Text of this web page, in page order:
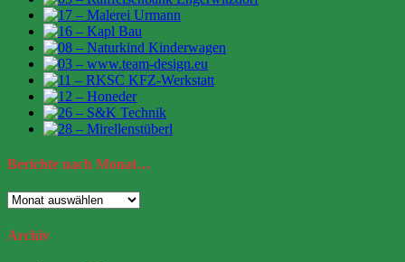
Berichte nach Monat…
Berichte
Monat…
Archiv